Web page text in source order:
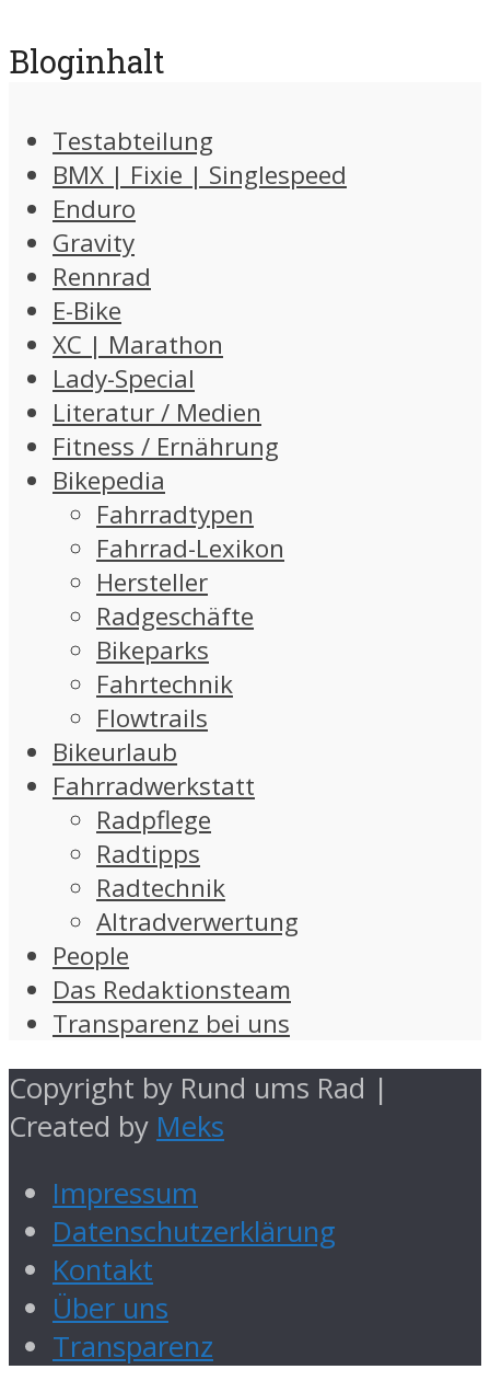
Bloginhalt
Testabteilung
BMX | Fixie | Singlespeed
Enduro
Gravity
Rennrad
E-Bike
XC | Marathon
Lady-Special
Literatur / Medien
Fitness / Ernährung
Bikepedia
Fahrradtypen
Fahrrad-Lexikon
Hersteller
Radgeschäfte
Bikeparks
Fahrtechnik
Flowtrails
Bikeurlaub
Fahrradwerkstatt
Radpflege
Radtipps
Radtechnik
Altradverwertung
People
Das Redaktionsteam
Transparenz bei uns
Copyright by Rund ums Rad |
Created by Meks
Impressum
Datenschutzerklärung
Kontakt
Über uns
Transparenz